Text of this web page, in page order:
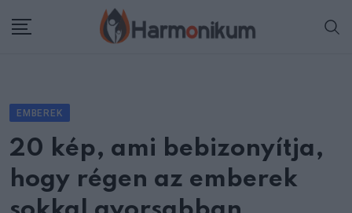
EMBEREK
20 kép, ami bebizonyítja,
hogy régen az emberek